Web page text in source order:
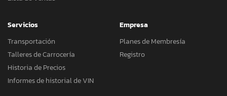
Servicios
Transportación
Talleres de Carrocería
Historia de Precios
Informes de historial de VIN
Empresa
Planes de Membresía
Registro